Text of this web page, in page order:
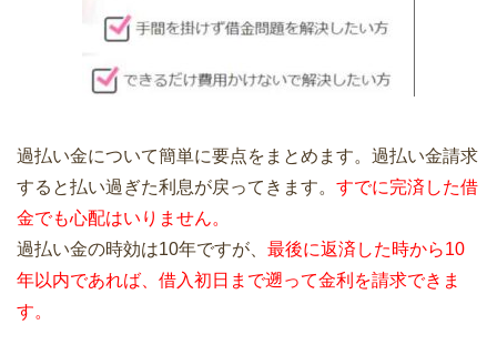
過払い金について簡単に要点をまとめます。過払い金請求
すると払い過ぎた利息が戻ってきます。 すでに完済した借
金でも心配はいりません。
過払い金の時効は10年ですが、 最後に返済した時から10
年以内であれば、借入初日まで遡って金利を請求できま
す。